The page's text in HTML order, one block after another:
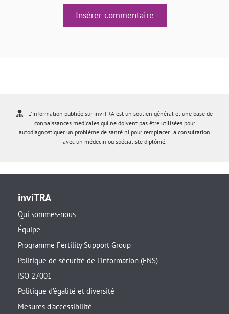
Insérer commentaire
L'information publiée sur inviTRA est un soutien général et une base de
connaissances médicales qui ne doivent pas être utilisées pour
autodiagnostiquer un problème de santé ni pour remplacer la consultation
avec un médecin ou spécialiste diplômé.
inviTRA
Qui sommes-nous
Équipe
Programme Fertility Support Group
Politique de sécurité de l’information (ENS)
ISO 27001
Politique d’égalité et diversité
Mesures d’accessibilité